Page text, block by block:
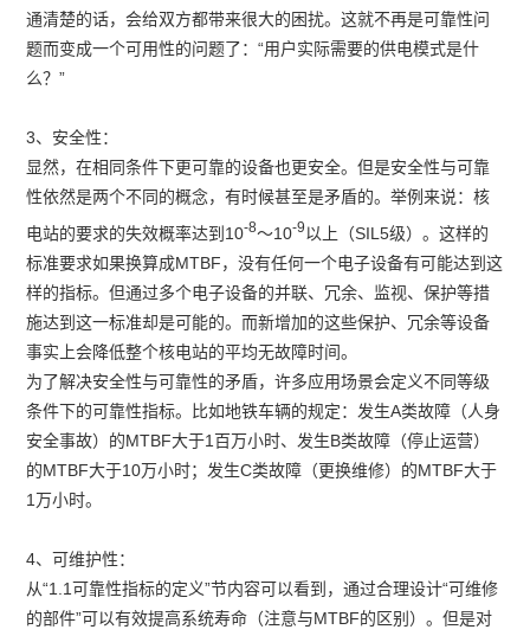
通清楚的话，会给双方都带来很大的困扰。这就不再是可靠性问
题而变成一个可用性的问题了：“用户实际需要的供电模式是什
么？”
3、安全性：
显然，在相同条件下更可靠的设备也更安全。但是安全性与可靠
性依然是两个不同的概念，有时候甚至是矛盾的。举例来说：核
电站的要求的失效概率达到10-8～10-9以上（SIL5级）。这样的
标准要求如果换算成MTBF，没有任何一个电子设备有可能达到这
样的指标。但通过多个电子设备的并联、冗余、监视、保护等措
施达到这一标准却是可能的。而新增加的这些保护、冗余等设备
事实上会降低整个核电站的平均无故障时间。
为了解决安全性与可靠性的矛盾，许多应用场景会定义不同等级
条件下的可靠性指标。比如地铁车辆的规定：发生A类故障（人身
安全事故）的MTBF大于1百万小时、发生B类故障（停止运营）
的MTBF大于10万小时；发生C类故障（更换维修）的MTBF大于
1万小时。
4、可维护性：
从“1.1可靠性指标的定义”节内容可以看到，通过合理设计“可维修
的部件”可以有效提高系统寿命（注意与MTBF的区别）。但是对